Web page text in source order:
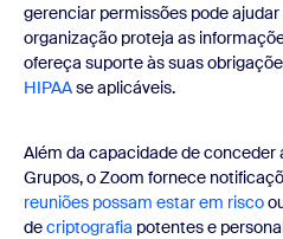
gerenciar permissões pode
organização proteja as
ofereça suporte às suas
HIPAAse aplicáveis.
Além da capacidade de
Grupos, o Zoom fornece
reuniões possam estar em risco
decriptografia potentes e